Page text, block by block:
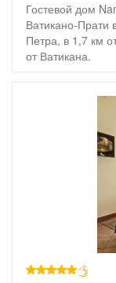
Гостевой дом
Ватикано-Прати
Петра, в 1,7 км
от Ватикана.